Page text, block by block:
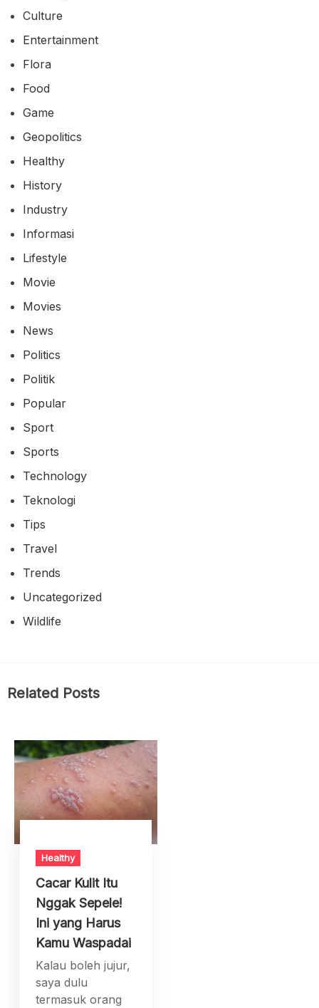
Culture
Entertainment
Flora
Food
Game
Geopolitics
Healthy
History
Industry
Informasi
Lifestyle
Movie
Movies
News
Politics
Politik
Popular
Sport
Sports
Technology
Teknologi
Tips
Travel
Trends
Uncategorized
Wildlife
Related Posts
Healthy
Cacar Kulit Itu
Nggak Sepele!
Ini yang Harus
Kamu Waspadai
Kalau boleh jujur,
saya dulu
termasuk orang